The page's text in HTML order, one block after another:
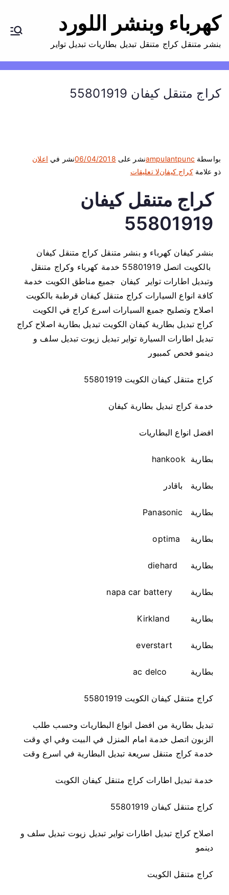
إ
كهرباء وبنشر اللورد
بنشر متنقل كراج متنقل تبديل بطاريات تبديل تواير
كراج متنقل كيفان 55801919
بواسطة ampulantpuncنشر على 06/04/2018نشر في اعلان
ذو علامةكراج كيفانلا تعليقات
ك
ر
ت
ن
ق
ل
ك
ي
5
كراج متنقل كيفان
55801919
بنشر كيفان كهرباء و بنشر متنقل كراج متنقل كيفان
بالكويت اتصل 55801919 خدمة كهرباء وكراج متنقل
وتبديل اطارات تواير كيفان جميع مناطق الكويت خدمة
كافة انواع السيارات كراج متنقل كيفان قرطبة بالكويت
اصلاح وتصليح جميع السيارات اسرع كراج في الكويت
كراج تبديل بطارية كيفان الكويت تبديل بطارية اصلاح كراج
تبديل اطارات السيارة تواير تبديل زيوت تبديل سلف و
دينمو فحص كمبيور
كراج متنقل كيفان الكويت 55801919
خدمة كراج تبديل بطارية كيفان
افضل انواع البطاريات
بطارية hankook
بطارية باقادر
بطارية Panasonic
بطارية optima
بطارية diehard
بطارية napa car battery
بطارية Kirkland
بطارية everstart
بطارية ac delco
كراج متنقل كيفان الكويت 55801919
تبديل بطارية من افضل انواع البطاريات وحسب طلب
الزبون اتصل خدمة امام المنزل في البيت وفي اي وقت
خدمة كراج متنقل سريعة تبديل البطارية في اسرع وقت
خدمة تبديل اطارات كراج متنقل كيفان الكويت
كراج متنقل كيفان 55801919
اصلاح كراج تبديل اطارات تواير تبديل زيوت تبديل سلف و
دينمو
كراج متنقل الكويت